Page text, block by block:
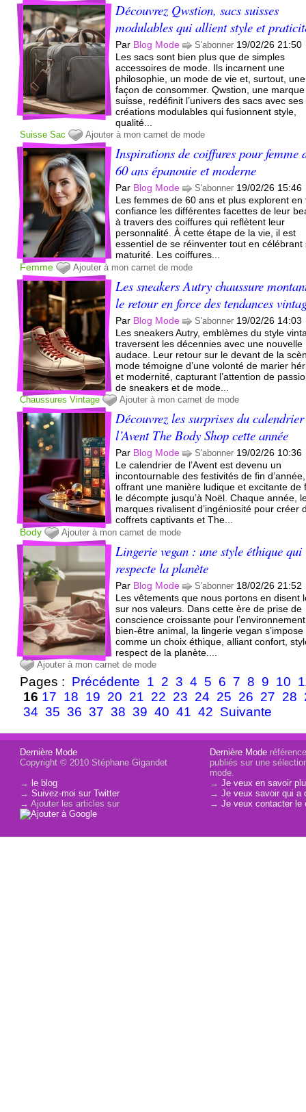
Découvrez Qwstion, sacs suisses
modulables qui allient style et
Par Blog Mode S'abonner 19/02/26 21:50
Les sacs sont bien plus que de simples
accessoires de mode. Ils incarnent une
philosophie, un mode de vie et, surtout, une
façon de consommer. Qwstion, une marque
suisse, redéfinit l’univers des sacs avec ses
créations modulables qui fusionnent style,
qualité...
Suisse Sac Ajouter à mon carnet de mode
Inspirations de coiffures pour femme
60 ans épanouie et moderne
Par Blog Mode S'abonner 19/02/26 15:46
Les femmes de 60 ans et plus explorent en
confiance les différentes facettes de leur
à travers des coiffures qui reflètent leur
personnalité. À cette étape de la vie, il est
essentiel de se réinventer tout en célébrant
maturité. Les coiffures...
Femme
Ajouter à mon carnet de mode
Les sneakers Autry chaussure
le retour en force des tendances
Par Blog Mode S'abonner 19/02/26 14:03
Les sneakers Autry, emblèmes du style
traversent les décennies avec une nouvelle
audace. Leur retour sur le devant de la
mode témoigne d’une volonté de marier
et modernité, capturant l’attention de
de sneakers et de mode...
Chaussures Vintage Ajouter à mon carnet de mode
Découvrez les surprises du
l’Avent The Body Shop cette année
Par Blog Mode S'abonner 19/02/26 10:36
Le calendrier de l’Avent est devenu un
incontournable des festivités de fin d’année,
offrant une manière ludique et excitante de
le décompte jusqu’à Noël. Chaque année,
marques rivalisent d’ingéniosité pour créer
coffrets captivants et The...
Body
Ajouter à mon carnet de mode
Lingerie vegan : une style éthique qui
respecte la planète
Par Blog Mode S'abonner 18/02/26 21:52
Les vêtements que nous portons en disent
sur nos valeurs. Dans cette ère de prise de
conscience croissante pour
bien-être animal, la lingerie vegan s’impose
comme un choix éthique, alliant confort,
respect de la planète....
Ajouter à mon carnet de mode
Pages : Précédente 1 2 3 4 5 6 7 8 9 10
16 17 18 19 20 21 22 23 24 25 26 27 28
34 35 36 37 38 39 40 41 42 Suivante
Dernière Mode
Copyright © 2010 Stéphane Gigandet
→le blog
→Suivez-moi sur Twitter
→ Ajouter les articles sur
Dernière Mode
publiés sur une
mode.
→Je veux en savoir
→Je veux savoir qui a
→Je veux contacter le